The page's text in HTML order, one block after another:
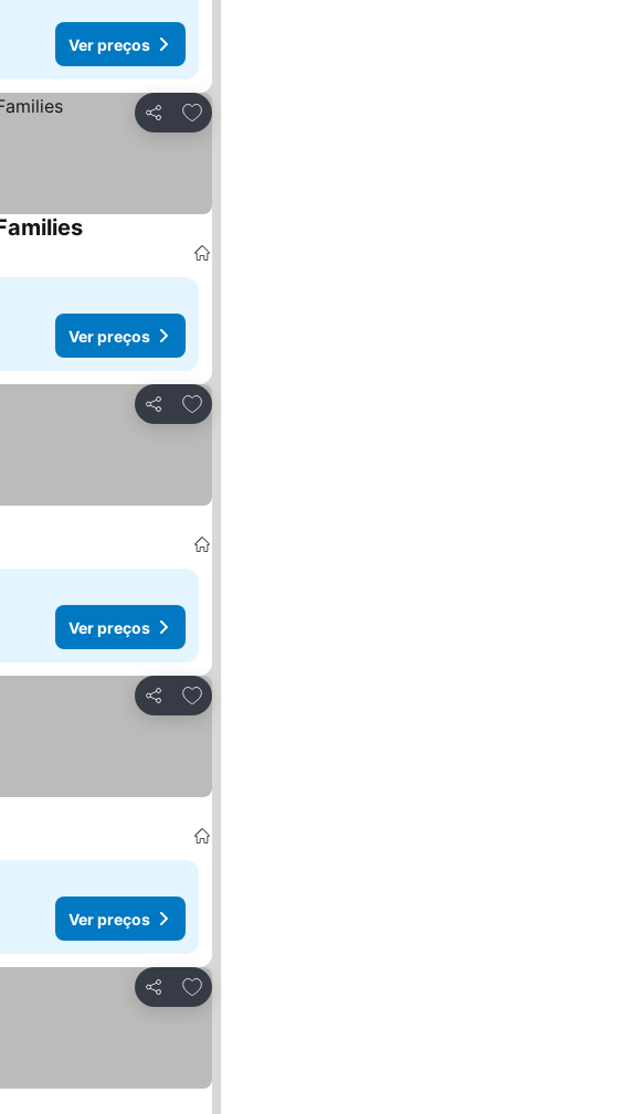
Ver preços
Partilhar
Adicionar aos favoritos
Ver preços
Ver preços
Partilhar
Adicionar aos favoritos
Ver preços
Partilhar
Adicionar aos favoritos
Ver preços
Partilhar
Adicionar aos favoritos